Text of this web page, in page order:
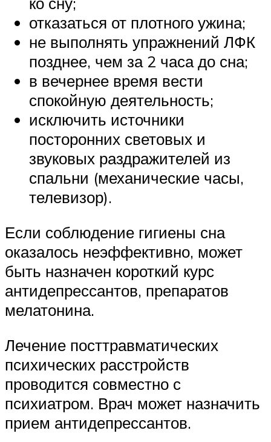
отказаться от плотного ужина;
не выполнять упражнений ЛФК
позднее, чем за 2 часа до сна;
в вечернее время вести
спокойную деятельность;
исключить источники
посторонних световых и
звуковых раздражителей из
спальни (механические часы,
телевизор).
Если соблюдение гигиены сна
оказалось неэффективно, может
быть назначен короткий курс
антидепрессантов, препаратов
мелатонина.
Лечение посттравматических
психических расстройств
проводится совместно с
психиатром. Врач может назначить
прием антидепрессантов.